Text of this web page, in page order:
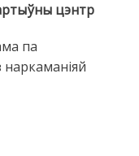
цэнтр
па